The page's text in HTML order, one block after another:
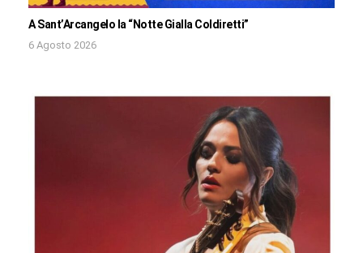
A Sant’Arcangelo la “Notte Gialla Coldiretti”
6 Agosto 2026